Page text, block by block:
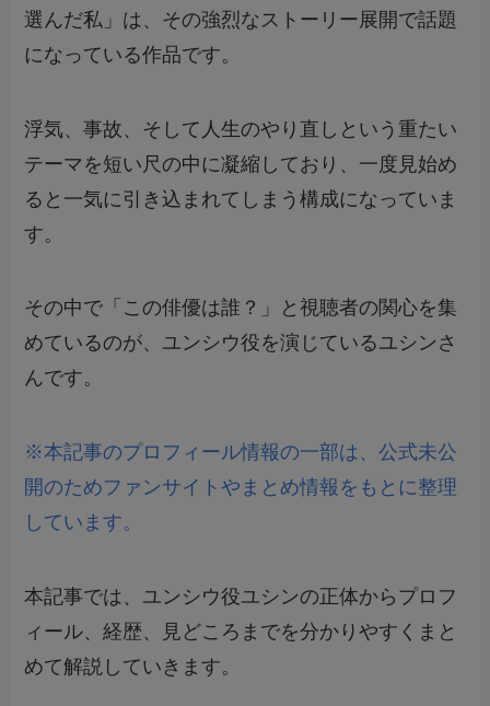
選んだ私」は、その強烈なストーリー展開で話題
になっている作品です。
浮気、事故、そして人生のやり直しという重たい
テーマを短い尺の中に凝縮しており、一度見始め
ると一気に引き込まれてしまう構成になっていま
す。
その中で「この俳優は誰？」と視聴者の関心を集
めているのが、ユンシウ役を演じているユシンさ
んです。
※本記事のプロフィール情報の一部は、公式未公
開のためファンサイトやまとめ情報をもとに整理
しています。
本記事では、ユンシウ役ユシンの正体からプロフ
ィール、経歴、見どころまでを分かりやすくまと
めて解説していきます。